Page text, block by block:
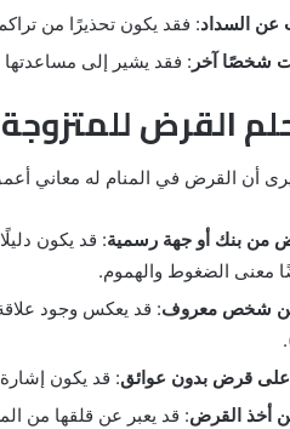
عن السداد: فقد يكون تحذيرًا من
شخصًا آخر : فقد يشير إلى
القرض
أن القرض في المنام له معاني
من بنك أو جهة رسمية: قد يكون
معنى الضغوط والهموم.
شخص معروف: قد يعكس وجود علاقة
قرض بدون عوائق: قد يكون
أخذ القرض: قد يعبر عن قلقها من
من الدبر في المنام للمتزوجة